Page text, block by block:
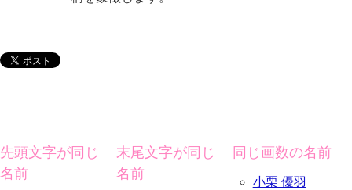
先頭文字が同じ
名前
末尾文字が同じ
名前
同じ画数の名前
小栗 優羽